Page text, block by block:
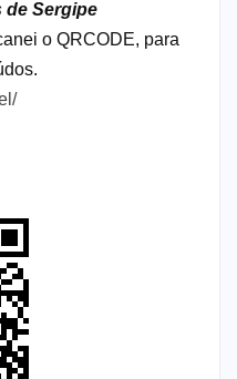
de Sergipe
o QRCODE, para